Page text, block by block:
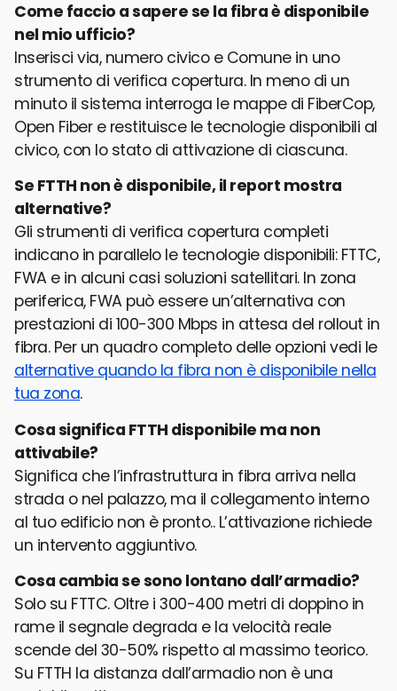
Come faccio a sapere se la fibra è disponibile
nel mio ufficio?
Inserisci via, numero civico e Comune in uno
strumento di verifica copertura. In meno di un
minuto il sistema interroga le mappe di FiberCop,
Open Fiber e restituisce le tecnologie disponibili al
civico, con lo stato di attivazione di ciascuna.
Se FTTH non è disponibile, il report mostra
alternative?
Gli strumenti di verifica copertura completi
indicano in parallelo le tecnologie disponibili: FTTC,
FWA e in alcuni casi soluzioni satellitari. In zona
periferica, FWA può essere un’alternativa con
prestazioni di 100-300 Mbps in attesa del rollout in
fibra. Per un quadro completo delle opzioni vedi le
alternative quando la fibra non è disponibile nella
tua zona.
Cosa significa FTTH disponibile ma non
attivabile?
Significa che l’infrastruttura in fibra arriva nella
strada o nel palazzo, ma il collegamento interno
al tuo edificio non è pronto.. L’attivazione richiede
un intervento aggiuntivo.
Cosa cambia se sono lontano dall’armadio?
Solo su FTTC. Oltre i 300-400 metri di doppino in
rame il segnale degrada e la velocità reale
scende del 30-50% rispetto al massimo teorico.
Su FTTH la distanza dall’armadio non è una